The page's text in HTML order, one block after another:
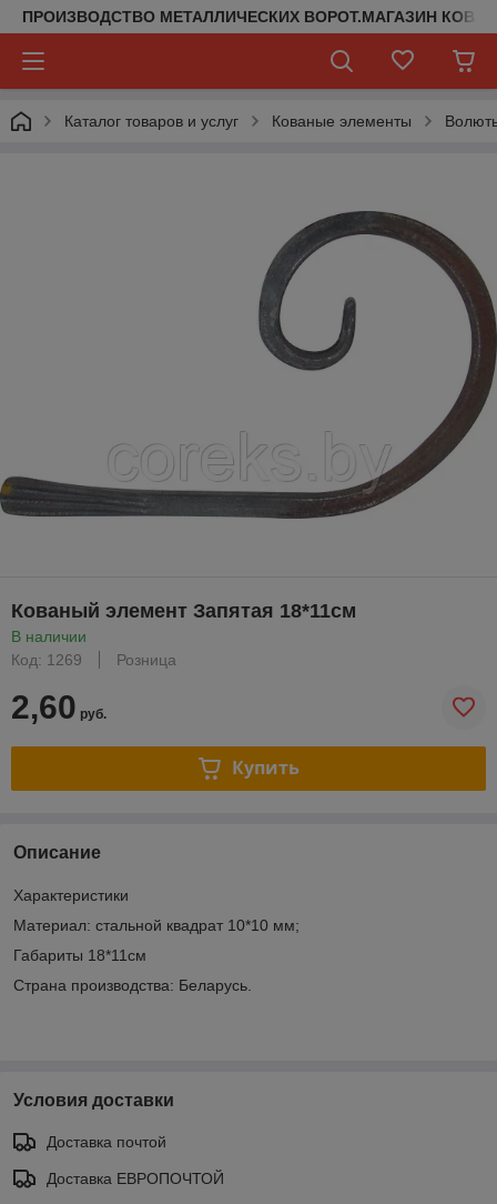
ПРОИЗВОДСТВО МЕТАЛЛИЧЕСКИХ ВОРОТ.МАГАЗИН
Каталог товаров и услуг Кованые элементы
Кованый элемент Запятая 18*11см
В наличии
Код: 1269
Розница
2,60 руб.
Купить
Описание
Характеристики
Материал: стальной квадрат 10*10 мм;
Габариты 18*11см
Страна производства: Беларусь.
Условия доставки
Доставка почтой
Доставка ЕВРОПОЧТОЙ